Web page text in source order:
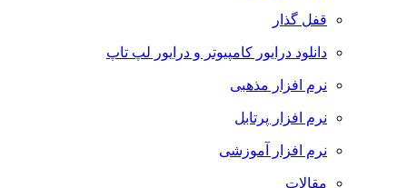
قفل گذار
دانلود درایور کامپیوتر و درایور لپ تاپ
نرم افزار مذهبی
نرم افزار پرتابل
نرم افزار آموزشی
مقالات